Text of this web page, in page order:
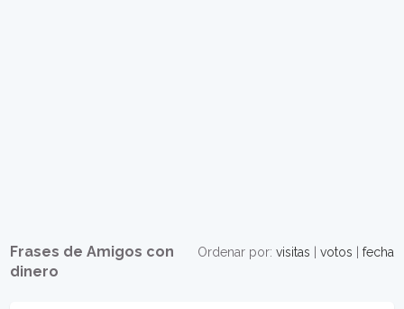
Ordenar por: visitas votos fecha
Frases de Amigos con
dinero